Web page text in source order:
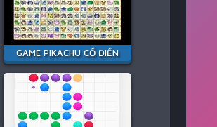
GAME PIKACHU CỔ ĐIỂN